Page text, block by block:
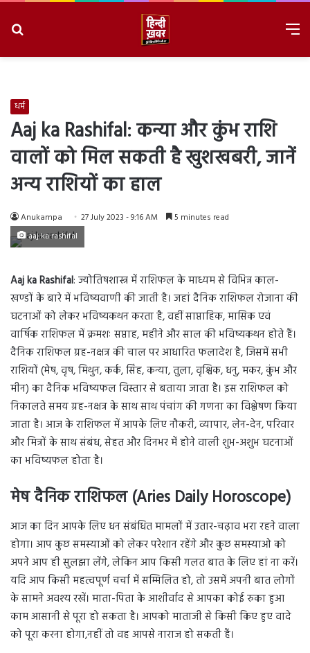
धर्म
Aaj ka Rashifal: कन्या और कुंभ राशि
वालों को मिल सकती है खुशखबरी, जानें
अन्य राशियों का हाल
Anukampa 27 July 2023 - 9:16 AM 5 minutes read
aaj ka rashifal
Aaj ka Rashifal: ज्योतिषशास्त्र में राशिफल के माध्यम से विभिन्न काल-
खण्डों के बारे में भविष्यवाणी की जाती है। जहां दैनिक राशिफल रोजाना की
घटनाओं को लेकर भविष्यकथन करता है, वहीं साप्ताहिक, मासिक एवं
वार्षिक राशिफल में क्रमशः सप्ताह, महीने और साल की भविष्यकथन होते हैं।
दैनिक राशिफल ग्रह-नक्षत्र की चाल पर आधारित फलादेश है, जिसमें सभी
राशियों (मेष, वृष, मिथुन, कर्क, सिंह, कन्या, तुला, वृश्चिक, धनु, मकर, कुंभ और
मीन) का दैनिक भविष्यफल विस्तार से बताया जाता है। इस राशिफल को
निकालते समय ग्रह-नक्षत्र के साथ साथ पंचांग की गणना का विश्लेषण किया
जाता है। आज के राशिफल में आपके लिए नौकरी, व्यापार, लेन-देन, परिवार
और मित्रों के साथ संबंध, सेहत और दिनभर में होने वाली शुभ-अशुभ घटनाओं
का भविष्यफल होता है।
मेष दैनिक राशिफल (Aries Daily Horoscope)
आज का दिन आपके लिए धन संबंधित मामलों में उतार-चढ़ाव भरा रहने वाला
होगा। आप कुछ समस्याओं को लेकर परेशान रहेंगे और कुछ समस्याओ को
अपने आप ही सुलझा लेंगे, लेकिन आप किसी गलत बात के लिए हां ना करें।
यदि आप किसी महत्वपूर्ण चर्चा में सम्मिलित हो, तो उसमें अपनी बात लोगों
के सामने अवश्य रखें। माता-पिता के आशीर्वाद से आपका कोई रुका हुआ
काम आसानी से पूरा हो सकता है। आपको माताजी से किसी किए हुए वादे
को पूरा करना होगा,नहीं तो वह आपसे नाराज हो सकती हैं।